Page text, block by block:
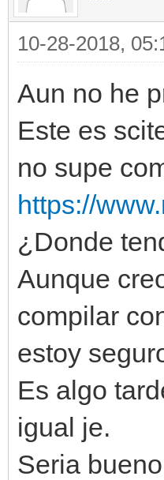
10-28-2018,
Aun no he
Este es
no supe
https://
¿Donde
Aunque
compilar
estoy
Es algo
igual je.
Seria